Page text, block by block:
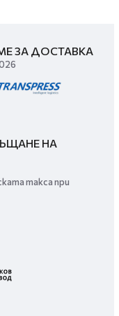
ЗА ДОСТАВКА
НА
такса при